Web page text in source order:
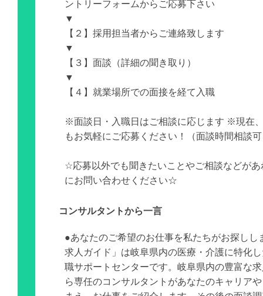
ントリーフォームからご応募下さい
▼
【２】採用担当者からご連絡致します
▼
【３】面談（詳細の聞き取り）
▼
【４】就業場所での面接を経て入職
※面談日・入職日はご相談に応じます ※現在
もお気軽にご応募ください！（面談時間相談
☆応募以外でも聞きたいことやご相談などがあ
にお問い合わせください☆
コンサルタントから一言
●あなたのご希望のお仕事を私たちがお探しし
求人ガイド」は岐阜県内の医療・介護に特化
職サポートセンターです。岐阜県内の豊富な
ら専任のコンサルタントがあなたのキャリア